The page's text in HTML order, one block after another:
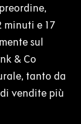
minuti e 17
sul
& Co
tanto da
vendite più